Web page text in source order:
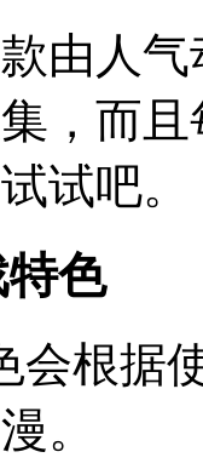
由人
，而
试吧。
色
会根据
。